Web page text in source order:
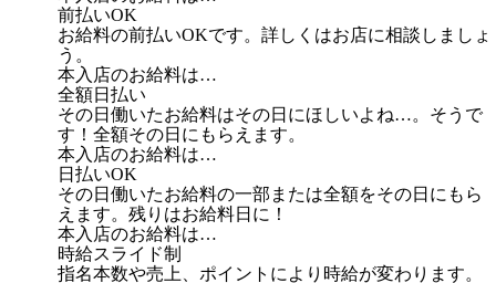
前払いOK
お給料の前払いOKです。詳しくはお店に相談しましょ
う。
本入店のお給料は…
全額日払い
その日働いたお給料はその日にほしいよね…。そうで
す！全額その日にもらえます。
本入店のお給料は…
日払いOK
その日働いたお給料の一部または全額をその日にもら
えます。残りはお給料日に！
本入店のお給料は…
時給スライド制
指名本数や売上、ポイントにより時給が変わります。